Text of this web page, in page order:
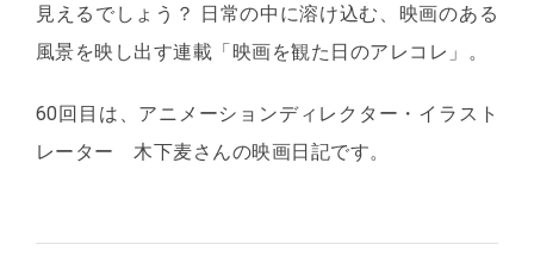
見えるでしょう？ 日常の中に溶け込む、映画のある
風景を映し出す連載「映画を観た日のアレコレ」。
60回目は、アニメーションディレクター・イラスト
レーター 木下麦さんの映画日記です。